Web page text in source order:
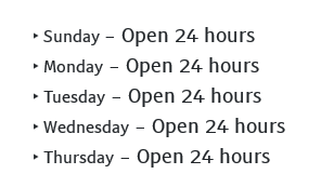
‣ Sunday - Open 24 hours
‣ Monday - Open 24 hours
‣ Tuesday - Open 24 hours
‣ Wednesday - Open 24 hours
‣ Thursday - Open 24 hours